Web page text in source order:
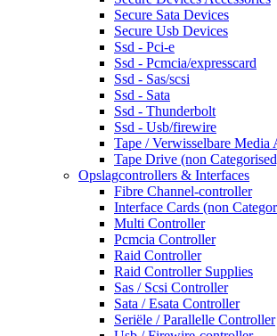
Secure Sata Devices
Secure Usb Devices
Ssd - Pci-e
Ssd - Pcmcia/expresscard
Ssd - Sas/scsi
Ssd - Sata
Ssd - Thunderbolt
Ssd - Usb/firewire
Tape / Verwisselbare Media
Tape Drive (non
Opslagcontrollers & Interfaces
Fibre Channel-controller
Interface Cards (non
Multi Controller
Pcmcia Controller
Raid Controller
Raid Controller Supplies
Sas / Scsi Controller
Sata / Esata Controller
Seriële / Parallelle Controller